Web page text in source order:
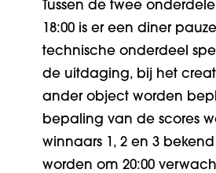
Tussen de twee
18:00 is er een diner
technische onderdeel
de uitdaging, bij het
ander object worden
bepaling van de scores
winnaars 1, 2 en 3
worden om 20:00